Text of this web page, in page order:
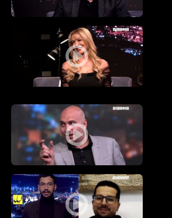
ستوديو البلد: الخروج عن النص
ستديو البلد : إبداع تحت الرقابة!
أزمة كورونا: أطباء فلسطينيين في خطوط